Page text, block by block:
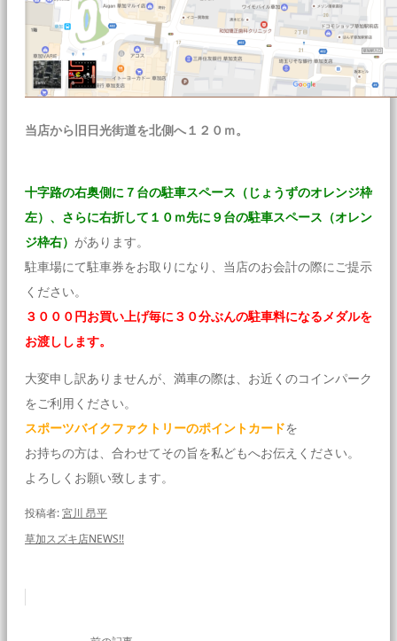
当店から旧日光街道を北側へ１２０ｍ。
十字路の右奥側に７台の駐車スペース（じょうずのオレンジ枠
左）、さらに右折して１０ｍ先に９台の駐車スペース（オレン
ジ枠右） があります。
駐車場にて駐車券をお取りになり、当店のお会計の際にご提示
ください。
３０００円お買い上げ毎に３０分ぶんの駐車料になるメダルを
お渡しします。
大変申し訳ありませんが、満車の際は、お近くのコインパーク
をご利用ください。
スポーツバイクファクトリーのポイントカードを
お持ちの方は、合わせてその旨を私どもへお伝えください。
よろしくお願い致します。
投稿者:宮川 昂平
草加スズキ店NEWS!!